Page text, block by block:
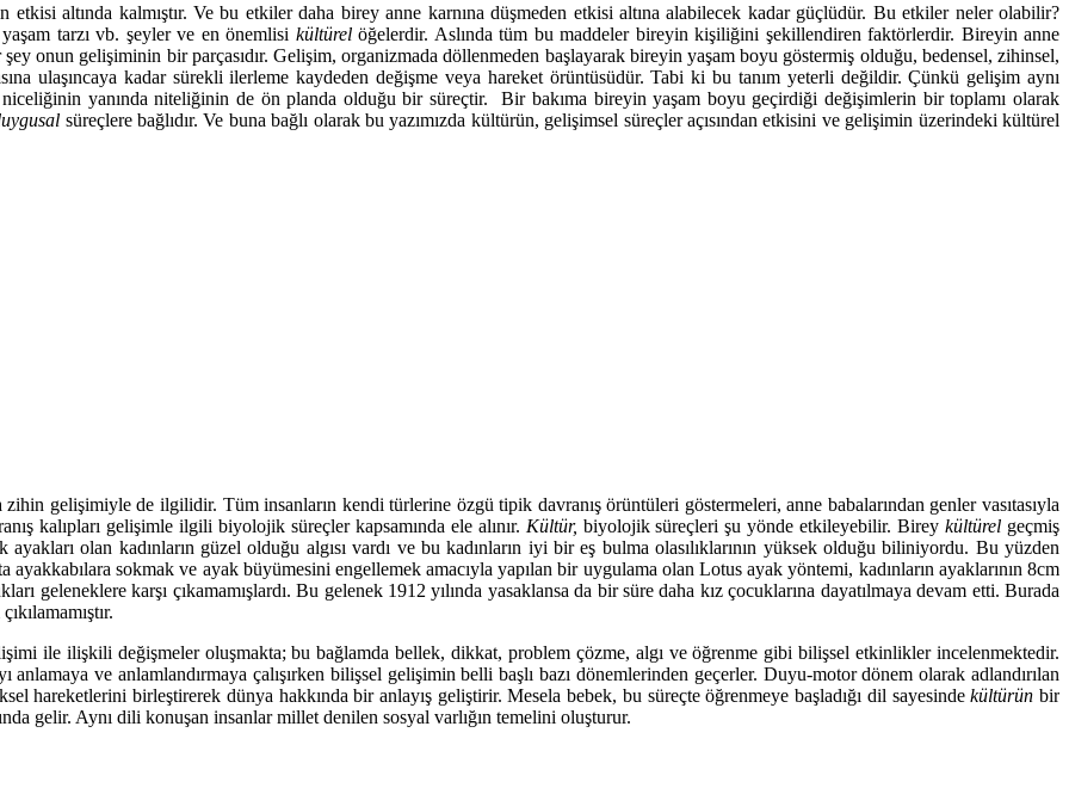
altında kalmıştır. Ve bu etkiler daha birey anne karnına düşmeden etkisi altına alabilecek kadar güçlüdür. Bu etkiler neler olabilir?
tarzı vb. şeyler ve en önemlisi kültürelöğelerdir. Aslında tüm bu maddeler bireyin kişiliğini şekillendiren faktörlerdir. Bireyin anne
şey onun gelişiminin bir parçasıdır. Gelişim, organizmada döllenmeden başlayarak bireyin yaşam boyu göstermiş olduğu, bedensel, zihinsel,
ulaşıncaya kadar sürekli ilerleme kaydeden değişme veya hareket örüntüsüdür. Tabi ki bu tanım yeterli değildir. Çünkü gelişim aynı
yanında niteliğinin de ön planda olduğu bir süreçtir. Bir bakıma bireyin yaşam boyu geçirdiği değişimlerin bir toplamı olarak
süreçlere bağlıdır. Ve buna bağlı olarak bu yazımızda kültürün, gelişimsel süreçler açısından etkisini ve gelişimin üzerindeki kültürel
gelişimiyle de ilgilidir. Tüm insanların kendi türlerine özgü tipik davranış örüntüleri göstermeleri, anne babalarından genler vasıtasıyla
kalıpları gelişimle ilgili biyolojik süreçler kapsamında ele alınır. Kültür, biyolojik süreçleri şu yönde etkileyebilir. Bireykültürel geçmiş
olan kadınların güzel olduğu algısı vardı ve bu kadınların iyi bir eş bulma olasılıklarının yüksek olduğu biliniyordu. Bu yüzden
sokmak ve ayak büyümesini engellemek amacıyla yapılan bir uygulama olan Lotus ayak yöntemi, kadınların ayaklarının 8cm
geleneklere karşı çıkamamışlardı. Bu gelenek 1912 yılında yasaklansa da bir süre daha kız çocuklarına dayatılmaya devam etti. Burada
ile ilişkili değişmeler oluşmakta; bu bağlamda bellek, dikkat, problem çözme, algı ve öğrenme gibi bilişsel etkinlikler incelenmektedir.
ve anlamlandırmaya çalışırken bilişsel gelişimin belli başlı bazı dönemlerinden geçerler. Duyu-motor dönem olarak adlandırılan
hareketlerini birleştirerek dünya hakkında bir anlayış geliştirir. Mesela bebek, bu süreçte öğrenmeye başladığı dil sayesindekültürün bir
gelir. Aynı dili konuşan insanlar millet denilen sosyal varlığın temelini oluşturur.